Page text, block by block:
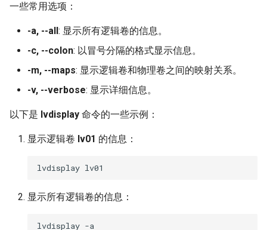
一些常用选项：
-a, --all: 显示所有逻辑卷的信息。
-c, --colon: 以冒号分隔的格式显示信息。
-m, --maps: 显示逻辑卷和物理卷之间的映射关系。
-v, --verbose: 显示详细信息。
以下是 lvdisplay 命令的一些示例：
显示逻辑卷 lv01 的信息：
显示所有逻辑卷的信息：